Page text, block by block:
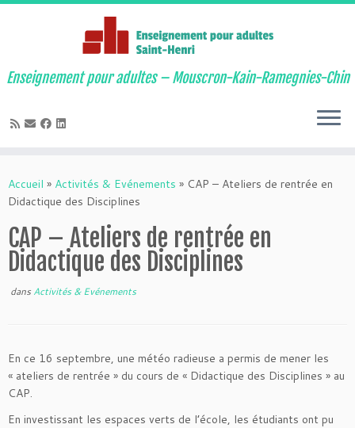
au
contenu
Enseignement pour adultes – Mouscron-Kain-Ramegnies-Chin
Accueil » Activités & Evénements » CAP – Ateliers de rentrée en
Didactique des Disciplines
CAP – Ateliers de rentrée en
Didactique des Disciplines
dans Activités & Evénements
En ce 16 septembre, une météo radieuse a permis de mener les
« ateliers de rentrée » du cours de « Didactique des Disciplines » au
CAP.
En investissant les espaces verts de l’école, les étudiants ont pu